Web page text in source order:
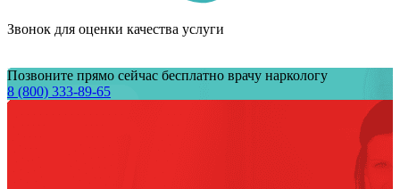
Звонок для оценки качества услуги
Позвоните прямо сейчас бесплатно врачу наркологу
8 (800) 333-89-65